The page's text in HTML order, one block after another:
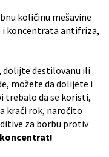
količinu mešavine
i koncentrata antifriza,
destilovanu ili
možete da dolijete i
trebalo da se koristi,
kraći rok, naročito
za borbu protiv